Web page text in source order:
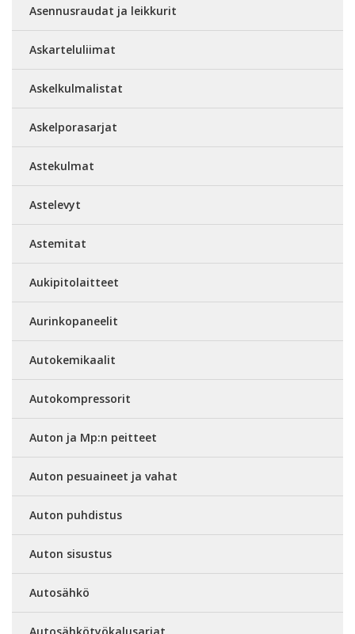
Asennusraudat ja leikkurit
Askarteluliimat
Askelkulmalistat
Askelporasarjat
Astekulmat
Astelevyt
Astemitat
Aukipitolaitteet
Aurinkopaneelit
Autokemikaalit
Autokompressorit
Auton ja Mp:n peitteet
Auton pesuaineet ja vahat
Auton puhdistus
Auton sisustus
Autosähkö
Autosähkötyökalusarjat